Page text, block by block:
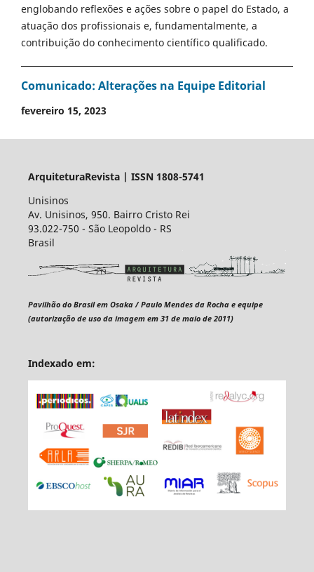
englobando reflexões e ações sobre o papel do Estado, a
atuação dos profissionais e, fundamentalmente, a
contribuição do conhecimento científico qualificado.
Comunicado: Alterações na Equipe Editorial
fevereiro 15, 2023
ArquiteturaRevista | ISSN 1808-5741
Unisinos
Av. Unisinos, 950. Bairro Cristo Rei
93.022-750 - São Leopoldo - RS
Brasil
Pavilhão do Brasil em Osaka / Paulo Mendes da Rocha e equipe
(autorização de uso da imagem em 31 de maio de 2011)
Indexado em: